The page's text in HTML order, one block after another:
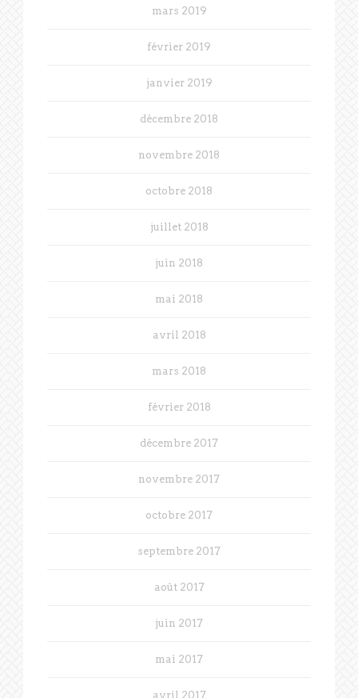
mars 2019
février 2019
janvier 2019
décembre 2018
novembre 2018
octobre 2018
juillet 2018
juin 2018
mai 2018
avril 2018
mars 2018
février 2018
décembre 2017
novembre 2017
octobre 2017
septembre 2017
août 2017
juin 2017
mai 2017
avril 2017